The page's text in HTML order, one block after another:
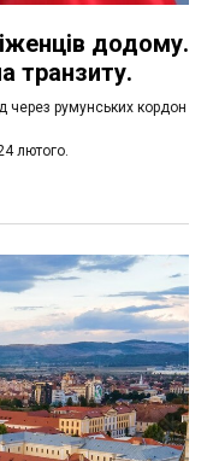
додому.
транзиту.
через румунських кордон
лютого.